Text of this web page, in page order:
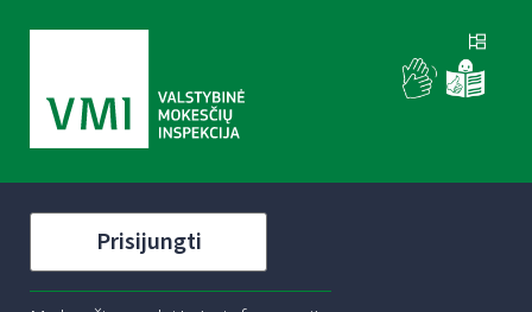
Prisijungti